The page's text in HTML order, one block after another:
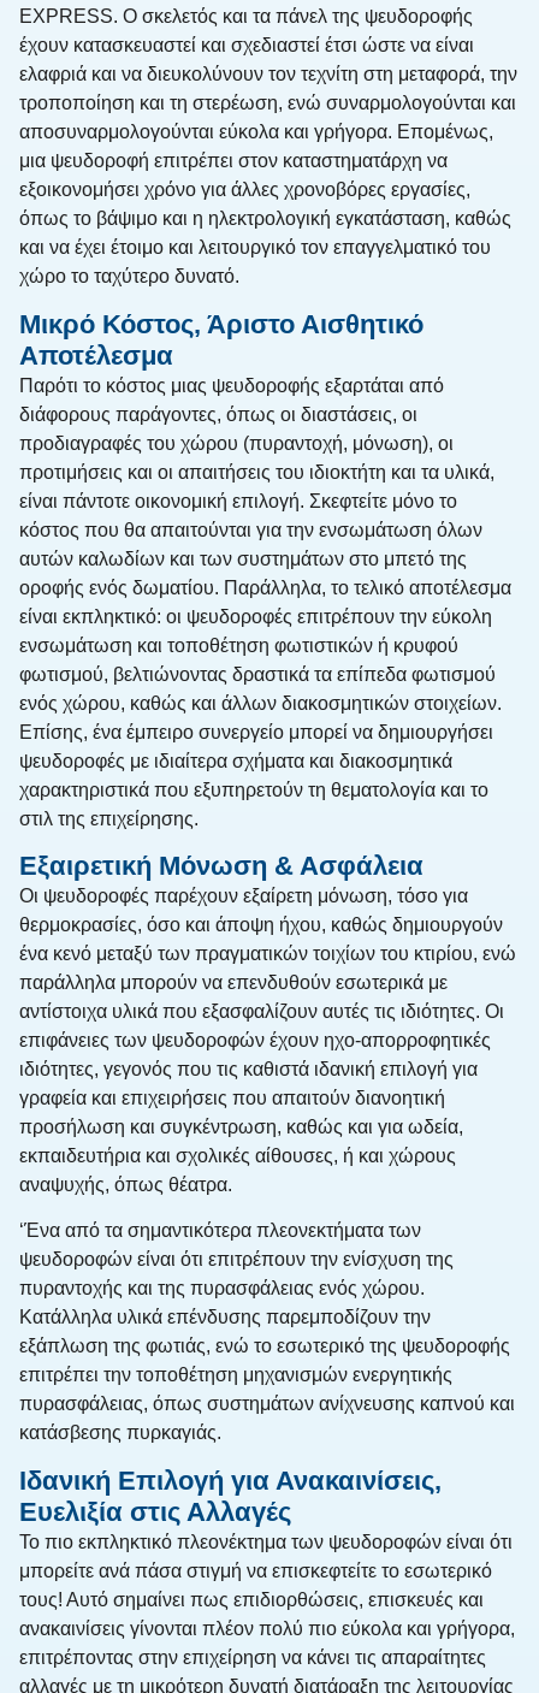
EXPRESS. Ο σκελετός και τα πάνελ της ψευδοροφής
έχουν κατασκευαστεί και σχεδιαστεί έτσι ώστε να είναι
ελαφριά και να διευκολύνουν τον τεχνίτη στη μεταφορά, την
τροποποίηση και τη στερέωση, ενώ συναρμολογούνται και
αποσυναρμολογούνται εύκολα και γρήγορα. Επομένως,
μια ψευδοροφή επιτρέπει στον καταστηματάρχη να
εξοικονομήσει χρόνο για άλλες χρονοβόρες εργασίες,
όπως το βάψιμο και η ηλεκτρολογική εγκατάσταση, καθώς
και να έχει έτοιμο και λειτουργικό τον επαγγελματικό του
χώρο το ταχύτερο δυνατό.
Μικρό Κόστος, Άριστο Αισθητικό
Αποτέλεσμα
Παρότι το κόστος μιας ψευδοροφής εξαρτάται από
διάφορους παράγοντες, όπως οι διαστάσεις, οι
προδιαγραφές του χώρου (πυραντοχή, μόνωση), οι
προτιμήσεις και οι απαιτήσεις του ιδιοκτήτη και τα υλικά,
είναι πάντοτε οικονομική επιλογή. Σκεφτείτε μόνο το
κόστος που θα απαιτούνται για την ενσωμάτωση όλων
αυτών καλωδίων και των συστημάτων στο μπετό της
οροφής ενός δωματίου. Παράλληλα, το τελικό αποτέλεσμα
είναι εκπληκτικό: οι ψευδοροφές επιτρέπουν την εύκολη
ενσωμάτωση και τοποθέτηση φωτιστικών ή κρυφού
φωτισμού, βελτιώνοντας δραστικά τα επίπεδα φωτισμού
ενός χώρου, καθώς και άλλων διακοσμητικών στοιχείων.
Επίσης, ένα έμπειρο συνεργείο μπορεί να δημιουργήσει
ψευδοροφές με ιδιαίτερα σχήματα και διακοσμητικά
χαρακτηριστικά που εξυπηρετούν τη θεματολογία και το
στιλ της επιχείρησης.
Εξαιρετική Μόνωση & Ασφάλεια
Οι ψευδοροφές παρέχουν εξαίρετη μόνωση, τόσο για
θερμοκρασίες, όσο και άποψη ήχου, καθώς δημιουργούν
ένα κενό μεταξύ των πραγματικών τοιχίων του κτιρίου, ενώ
παράλληλα μπορούν να επενδυθούν εσωτερικά με
αντίστοιχα υλικά που εξασφαλίζουν αυτές τις ιδιότητες. Οι
επιφάνειες των ψευδοροφών έχουν ηχο-απορροφητικές
ιδιότητες, γεγονός που τις καθιστά ιδανική επιλογή για
γραφεία και επιχειρήσεις που απαιτούν διανοητική
προσήλωση και συγκέντρωση, καθώς και για ωδεία,
εκπαιδευτήρια και σχολικές αίθουσες, ή και χώρους
αναψυχής, όπως θέατρα.
‘Ένα από τα σημαντικότερα πλεονεκτήματα των
ψευδοροφών είναι ότι επιτρέπουν την ενίσχυση της
πυραντοχής και της πυρασφάλειας ενός χώρου.
Κατάλληλα υλικά επένδυσης παρεμποδίζουν την
εξάπλωση της φωτιάς, ενώ το εσωτερικό της ψευδοροφής
επιτρέπει την τοποθέτηση μηχανισμών ενεργητικής
πυρασφάλειας, όπως συστημάτων ανίχνευσης καπνού και
κατάσβεσης πυρκαγιάς.
Ιδανική Επιλογή για Ανακαινίσεις,
Ευελιξία στις Αλλαγές
Το πιο εκπληκτικό πλεονέκτημα των ψευδοροφών είναι ότι
μπορείτε ανά πάσα στιγμή να επισκεφτείτε το εσωτερικό
τους! Αυτό σημαίνει πως επιδιορθώσεις, επισκευές και
ανακαινίσεις γίνονται πλέον πολύ πιο εύκολα και γρήγορα,
επιτρέποντας στην επιχείρηση να κάνει τις απαραίτητες
αλλαγές με τη μικρότερη δυνατή διατάραξη της λειτουργίας